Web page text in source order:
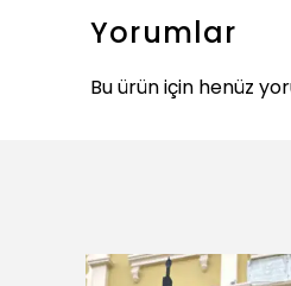
Yorumlar
Bu ürün için henüz